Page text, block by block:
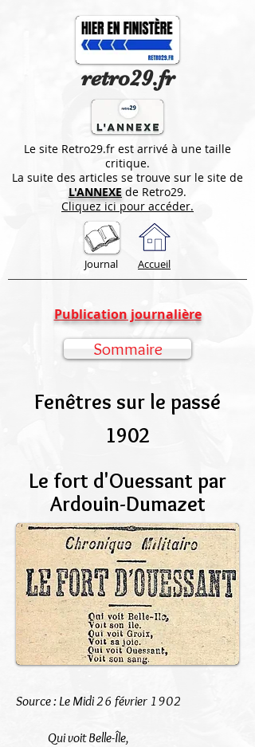
retro29.fr
Le site Retro29.fr est arrivé à une taille
critique.
La suite des articles se trouve sur le site de
L'ANNEXE de Retro29.
Cliquez ici pour accéder.
Journal Accueil
Publication journalière
Fenêtres sur le passé
1902
Le fort d'Ouessant par
Ardouin-Dumazet
Sommaire
Source : Le Midi 26 février 1902
Qui voit Belle-Île,